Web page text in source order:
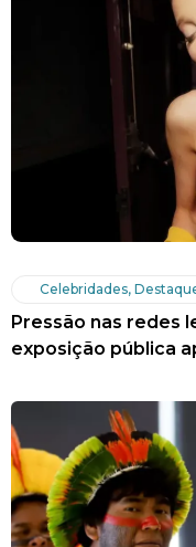
Celebridades,
Pressão nas redes
exposição pública